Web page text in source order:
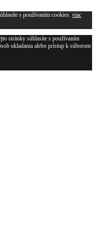
s používaním cookies. viac
stránky súhlasíte s používaním
ukladania alebo prístup k súborom